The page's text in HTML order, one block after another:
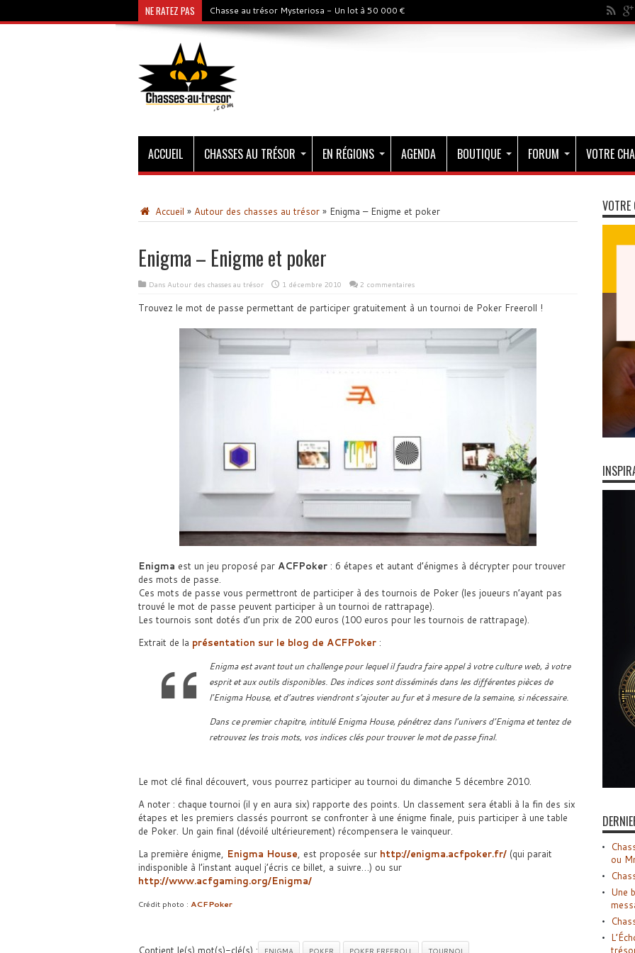
NE RATEZ PAS Chasse au trésor Mysteriosa - Un lot à 50 000 €
ACCUEIL CHASSES AU TRÉSOR EN RÉGIONS AGENDA BOUTIQUE FORUM VOTRE
Accueil » Autour des chasses au trésor » Enigma – Enigme et poker
Enigma – Enigme et poker
Dans Autour des chasses au trésor 1 décembre 2010 2 commentaires
Trouvez le mot de passe permettant de participer gratuitement à un tournoi de Poker Freeroll !
Enigma est un jeu proposé par ACFPoker: 6 étapes et autant d’énigmes à décrypter pour trouver
des mots de passe.
Ces mots de passe vous permettront de participer à des tournois de Poker (les joueurs n’ayant pas
trouvé le mot de passe peuvent participer à un tournoi de rattrapage).
Les tournois sont dotés d’un prix de 200 euros (100 euros pour les tournois de rattrapage).
Extrait de la présentation sur le blog de ACFPoker:
Enigma est avant tout un challenge pour lequel il faudra faire appel à votre culture web, à votre
esprit et aux outils disponibles. Des indices sont disséminés dans les différentes pièces de
l’Enigma House, et d’autres viendront s’ajouter au fur et à mesure de la semaine, si nécessaire.
Dans ce premier chapitre, intitulé Enigma House, pénétrez dans l’univers d’Enigma et tentez de
retrouvez les trois mots, vos indices clés pour trouver le mot de passe final.
Le mot clé final découvert, vous pourrez participer au tournoi du dimanche 5 décembre 2010.
A noter : chaque tournoi (il y en aura six) rapporte des points. Un classement sera établi à la fin des six
étapes et les premiers classés pourront se confronter à une énigme finale, puis participer à une table
de Poker. Un gain final (dévoilé ultérieurement) récompensera le vainqueur.
La première énigme, Enigma House, est proposée sur http://enigma.acfpoker.fr/(qui parait
indisponible à l’instant auquel j’écris ce billet, a suivre…) ou sur
http://www.acfgaming.org/Enigma/
Crédit photo : ACFPoker
Contient le(s) mot(s)-clé(s) : ENIGMA POKER POKER FREEROLL TOURNOI
VOTRE
ou
Une